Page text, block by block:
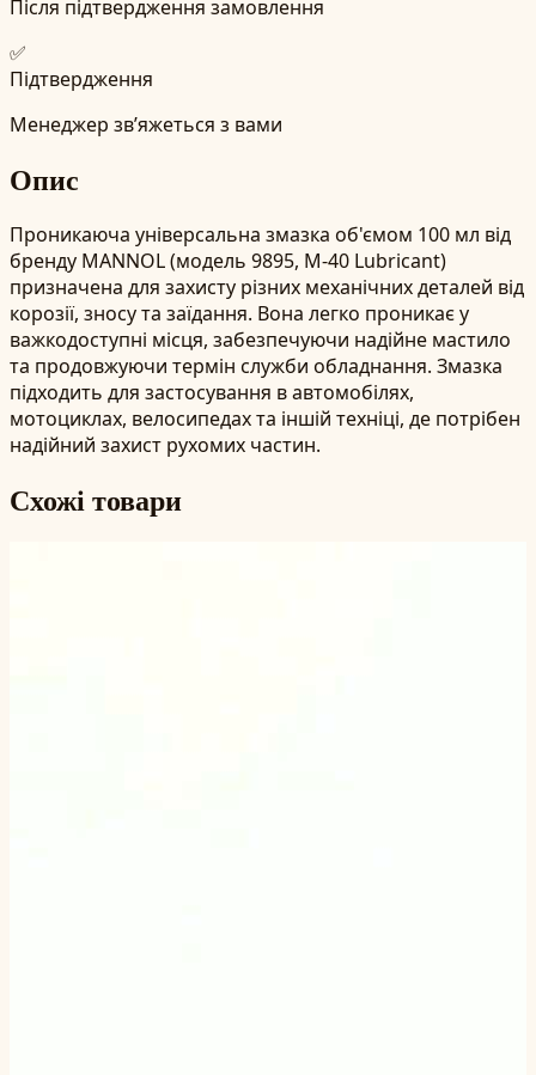
Після підтвердження замовлення
✅
Підтвердження
Менеджер зв’яжеться з вами
Опис
Проникаюча універсальна змазка об'ємом 100 мл від
бренду MANNOL (модель 9895, M-40 Lubricant)
призначена для захисту різних механічних деталей від
корозії, зносу та заїдання. Вона легко проникає у
важкодоступні місця, забезпечуючи надійне мастило
та продовжуючи термін служби обладнання. Змазка
підходить для застосування в автомобілях,
мотоциклах, велосипедах та іншій техніці, де потрібен
надійний захист рухомих частин.
Схожі товари